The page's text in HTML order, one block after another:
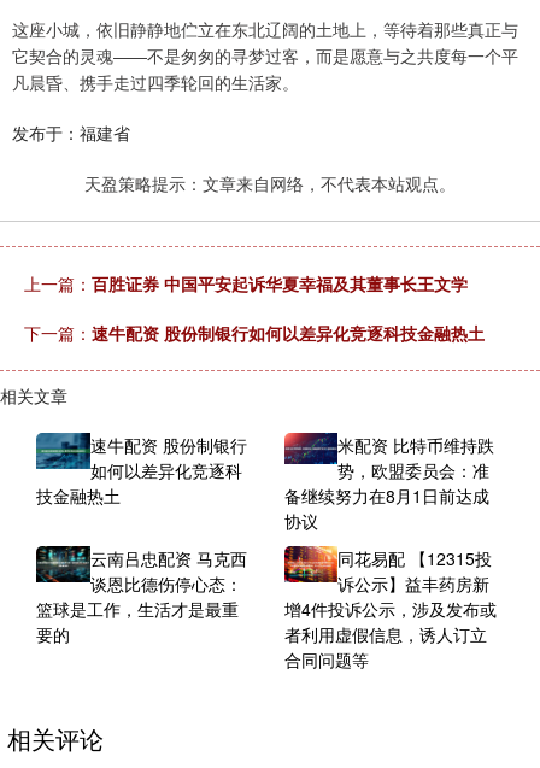
这座小城，依旧静静地伫立在东北辽阔的土地上，等待着那些真正与
它契合的灵魂——不是匆匆的寻梦过客，而是愿意与之共度每一个平
凡晨昏、携手走过四季轮回的生活家。
发布于：福建省
天盈策略提示：文章来自网络，不代表本站观点。
上一篇： 百胜证券 中国平安起诉华夏幸福及其董事长王文学
下一篇： 速牛配资 股份制银行如何以差异化竞逐科技金融热土
相关文章
速牛配资 股份制银行
如何以差异化竞逐科
技金融热土
米配资 比特币维持跌
势，欧盟委员会：准
备继续努力在8月1日前达成
协议
云南吕忠配资 马克西
谈恩比德伤停心态：
篮球是工作，生活才是最重
要的
同花易配 【12315投
诉公示】益丰药房新
增4件投诉公示，涉及发布或
者利用虚假信息，诱人订立
合同问题等
相关评论